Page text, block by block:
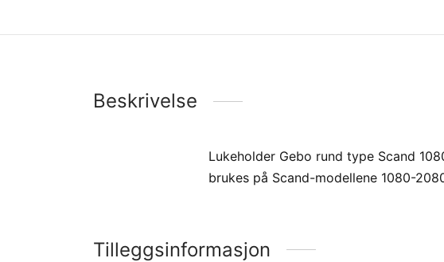
Beskrivelse
Lukeholder Gebo rund type Scand
brukes på Scand-modellene 1080-
Tilleggsinformasjon